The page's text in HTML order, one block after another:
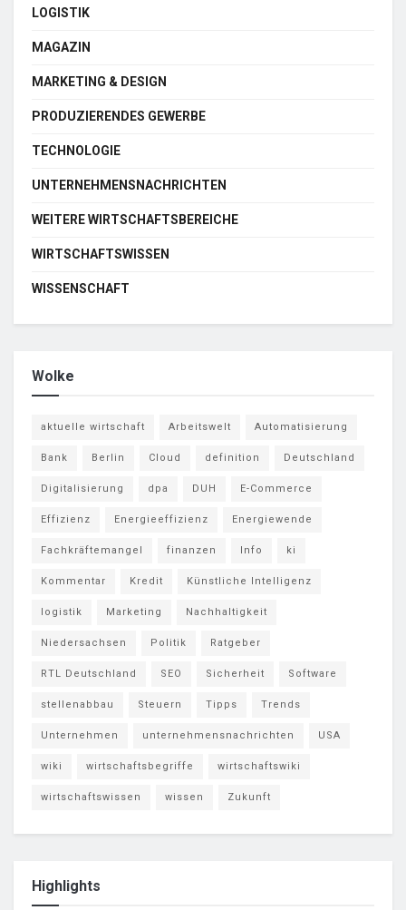
LOGISTIK
MAGAZIN
MARKETING & DESIGN
PRODUZIERENDES GEWERBE
TECHNOLOGIE
UNTERNEHMENSNACHRICHTEN
WEITERE WIRTSCHAFTSBEREICHE
WIRTSCHAFTSWISSEN
WISSENSCHAFT
Wolke
aktuelle wirtschaft Arbeitswelt Automatisierung
Bank Berlin Cloud definition Deutschland
Digitalisierung dpa DUH E-Commerce
Effizienz Energieeffizienz Energiewende
Fachkräftemangel finanzen Info ki
Kommentar Kredit Künstliche Intelligenz
logistik Marketing Nachhaltigkeit
Niedersachsen Politik Ratgeber
RTL Deutschland SEO Sicherheit Software
stellenabbau Steuern Tipps Trends
Unternehmen unternehmensnachrichten USA
wiki wirtschaftsbegriffe wirtschaftswiki
wirtschaftswissen wissen Zukunft
Highlights